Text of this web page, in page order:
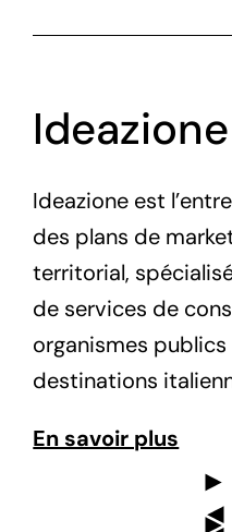
Ideazione
Ideazione est
des plans de
territorial,
de services de
organismes
destinations
En savoir plus